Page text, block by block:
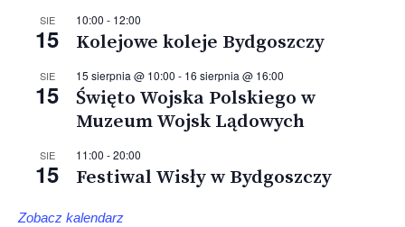
SIE
15
10:00 - 12:00
Kolejowe koleje Bydgoszczy
SIE
15
15 sierpnia @ 10:00 - 16 sierpnia @ 16:00
Święto Wojska Polskiego w
Muzeum Wojsk Lądowych
SIE
15
11:00 -20:00
Festiwal Wisły w Bydgoszczy
Zobacz kalendarz